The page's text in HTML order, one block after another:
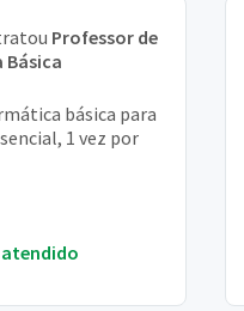
Professor de
básica para
1 vez por